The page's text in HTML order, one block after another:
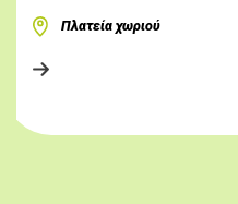
Πλατεία χωριού